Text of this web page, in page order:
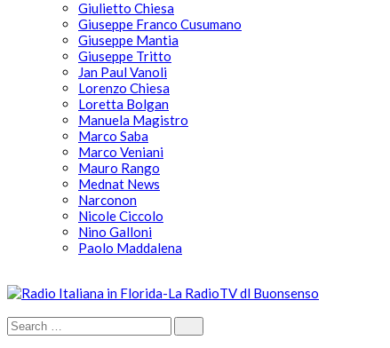
Giulietto Chiesa
Giuseppe Franco Cusumano
Giuseppe Mantia
Giuseppe Tritto
Jan Paul Vanoli
Lorenzo Chiesa
Loretta Bolgan
Manuela Magistro
Marco Saba
Marco Veniani
Mauro Rango
Mednat News
Narconon
Nicole Ciccolo
Nino Galloni
Paolo Maddalena